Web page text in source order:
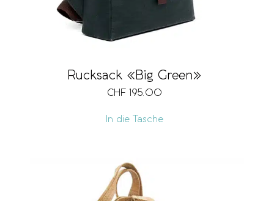
Rucksack «Big Green»
CHF 195.00
In die Tasche